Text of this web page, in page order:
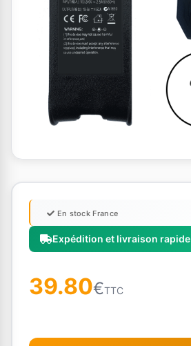
Expédition et livraison rapide
En stock France
39.80€TTC